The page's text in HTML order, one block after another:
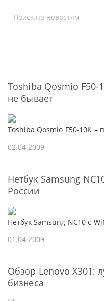
Toshiba Qosmio F50-
не бывает
Toshiba Qosmio F50-10K –
02.04.2009
Нетбук Samsung
России
Нетбук Samsung NC10 с
01.04.2009
Обзор Lenovo X301:
бизнеса